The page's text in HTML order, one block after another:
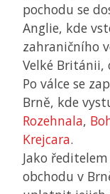
pochodu se
Anglie, kde
zahraničního
Velké Británii,
Po válce se
Brně, kde
Rozehnala,
Krejcara.
Jako
obchodu v